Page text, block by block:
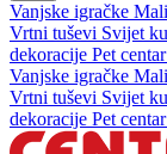
Vanjske igračke
Vrtni tuševi Svijet
dekoracije Pet centar
Vanjske igračke
Vrtni tuševi Svijet
dekoracije Pet centar